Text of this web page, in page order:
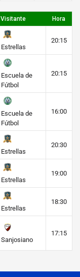
Visitante Hora
Estrellas
20:15
Escuela de
Fútbol
20:15
Escuela de
Fútbol
16:00
Estrellas
20:30
Estrellas
19:00
Estrellas
18:30
Sanjosiano
17:15